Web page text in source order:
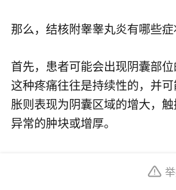
那么，结核附睾睾丸炎有哪些症
首先，患者可能会出现阴囊部位
这种疼痛往往是持续性的，并
胀则表现为阴囊区域的增大，
异常的肿块或增厚。
力、盗汗等。这些症状是由于